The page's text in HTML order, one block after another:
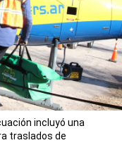
incluyó una
traslados de